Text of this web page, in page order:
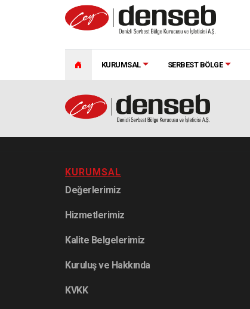
KURUMSAL SERBEST BÖLGE
KURUMSAL
Değerlerimiz
Hizmetlerimiz
Kalite Belgelerimiz
Kuruluş ve Hakkında
KVKK